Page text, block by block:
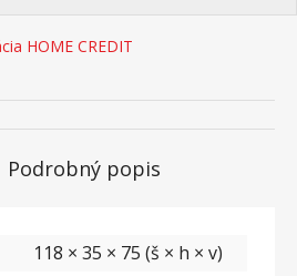
HOME CREDIT
Podrobný popis
118 × 35 × 75 (š × h × v)